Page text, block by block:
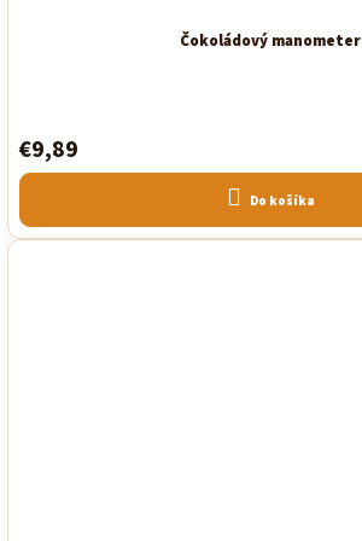
Čokoládový manometer
€9,89
Do košíka